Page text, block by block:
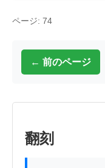
ページ: 74
← 前のページ
翻刻